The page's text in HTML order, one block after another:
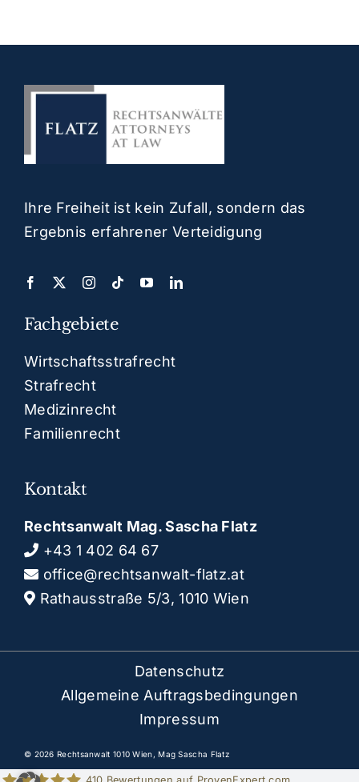
Ihre Freiheit ist kein Zufall, sondern das
Ergebnis erfahrener Verteidigung
Fachgebiete
Wirtschaftsstrafrecht
Strafrecht
Medizinrecht
Familienrecht
Kontakt
Rechtsanwalt Mag. Sascha Flatz
+43 1 402 64 67
office@rechtsanwalt-flatz.at
Rathausstraße 5/3, 1010 Wien
Datenschutz
Allgemeine Auftragsbedingungen
Impressum
© 2026 Rechtsanwalt 1010 Wien, Mag Sascha Flatz